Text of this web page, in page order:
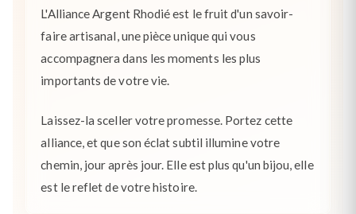
L'Alliance Argent Rhodié est le fruit d'un savoir-
faire artisanal, une pièce unique qui vous
accompagnera dans les moments les plus
importants de votre vie.
Laissez-la sceller votre promesse. Portez cette
alliance, et que son éclat subtil illumine votre
chemin, jour après jour. Elle est plus qu'un bijou, elle
est le reflet de votre histoire.